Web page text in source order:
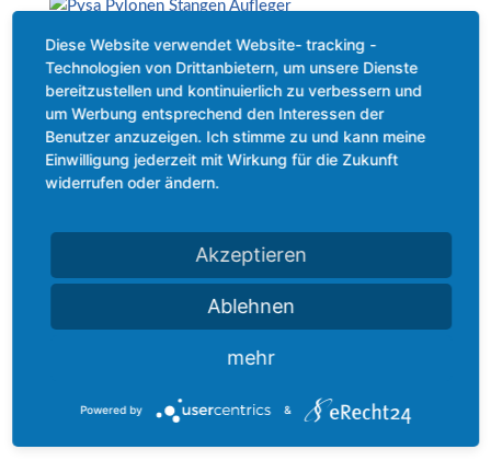
Pysa Pylonen Stangen Aufleger
5,55€
zzgl.Versandkosten
Flex-Trainings-Pylone
4,35
Versandkosten
Diese Website verwendet Website- tracking -
Technologien von Drittanbietern, um unsere Dienste
bereitzustellen und kontinuierlich zu verbessern und
um Werbung entsprechend den Interessen der
Benutzer anzuzeigen. Ich stimme zu und kann meine
Einwilligung jederzeit mit Wirkung für die Zukunft
widerrufen oder ändern.
Akzeptieren
Ablehnen
mehr
Powered by &